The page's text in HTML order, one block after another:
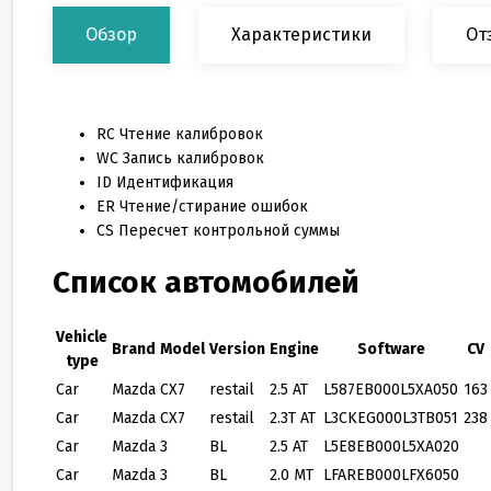
Обзор Характеристики
RC Чтение калибровок
WC Запись калибровок
ID Идентификация
ER Чтение/стирание ошибок
CS Пересчет контрольной суммы
Список автомобилей
Vehicle
type
Brand Model Version Engine Software CV
Car Mazda CX7 restail 2.5 AT L587EB000L5XA050 163
Car
Mazda CX7 restail 2.3T AT L3CKEG000L3TB051 238
Car
Mazda 3 BL 2.5 AT
L5E8EB000L5XA020
Car
Mazda 3 BL 2.0 MT LFAREB000LFX6050